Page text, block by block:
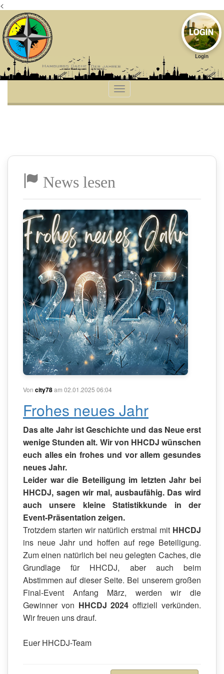
<
Login
News lesen
Von city78am 02.01.2025 06:04
Frohes neues Jahr
Das alte Jahr ist Geschichte und das Neue erst
wenige Stunden alt. Wir von HHCDJ wünschen
euch alles ein frohes und vor allem gesundes
neues Jahr.
Leider war die Beteiligung im letzten Jahr bei
HHCDJ, sagen wir mal, ausbaufähig. Das wird
auch unsere kleine Statistikkunde in der
Event-Präsentation zeigen.
Trotzdem starten wir natürlich erstmal mit HHCDJ
ins neue Jahr und hoffen auf rege Beteiligung.
Zum einen natürlich bei neu gelegten Caches, die
Grundlage für HHCDJ, aber auch beim
Abstimmen auf dieser Seite. Bei unserem großen
Final-Event Anfang März, werden wir die
Gewinner von HHCDJ 2024 offiziell verkünden.
Wir freuen uns drauf.
Euer HHCDJ-Team